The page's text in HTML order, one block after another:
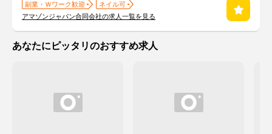
副業・Ｗワーク歓迎
ネイル可
アマゾンジャパン合同会社の求人一覧を見る
あなたにピッタリのおすすめ求人